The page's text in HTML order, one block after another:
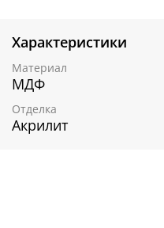
Характеристики
Материал
МДФ
Отделка
Акрилит